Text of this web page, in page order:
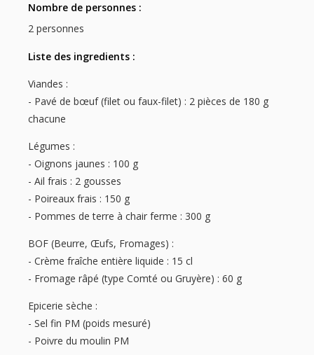
Nombre de personnes :
2 personnes
Liste des ingredients :
Viandes :
- Pavé de bœuf (filet ou faux-filet) : 2 pièces de 180 g
chacune
Légumes :
- Oignons jaunes : 100 g
- Ail frais : 2 gousses
- Poireaux frais : 150 g
- Pommes de terre à chair ferme : 300 g
BOF (Beurre, Œufs, Fromages) :
- Crème fraîche entière liquide : 15 cl
- Fromage râpé (type Comté ou Gruyère) : 60 g
Epicerie sèche :
- Sel fin PM (poids mesuré)
- Poivre du moulin PM